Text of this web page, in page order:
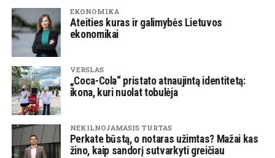
EKONOMIKA
Ateities kuras ir galimybės Lietuvos
ekonomikai
VERSLAS
„Coca-Cola“ pristato atnaujintą identitetą:
ikona, kuri nuolat tobulėja
NEKILNOJAMASIS TURTAS
Perkate būstą, o notaras užimtas? Mažai kas
žino, kaip sandorį sutvarkyti greičiau